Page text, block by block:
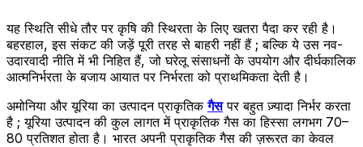
यह स्थिति सीधे तौर पर कृषि की स्थिरता के लिए खतरा पैदा कर रही है।
बहरहाल, इस संकट की जड़ें पूरी तरह से बाहरी नहीं हैं ; बल्कि ये उस नव-
उदारवादी नीति में भी निहित हैं, जो घरेलू संसाधनों के उपयोग और दीर्घकालिक
आत्मनिर्भरता के बजाय आयात पर निर्भरता को प्राथमिकता देती है।
अमोनिया और यूरिया का उत्पादन प्राकृतिकगैसपर बहुत ज़्यादा निर्भर करता
है ; यूरिया उत्पादन की कुल लागत में प्राकृतिक गैस का हिस्सा लगभग 70–
80 प्रतिशत होता है। भारत अपनी प्राकृतिक गैस की ज़रूरत का केवल